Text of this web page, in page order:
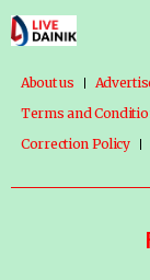
About us
Terms and
Correction Policy